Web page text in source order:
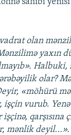
olan
yaxın
Halbuki,
olar?
«möhürü
vurub.
qarşısına
mənlik deyil...».